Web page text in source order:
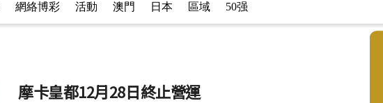
網絡博彩 活動 澳門 日本 區域 50强
摩卡皇都12月28日終止營運